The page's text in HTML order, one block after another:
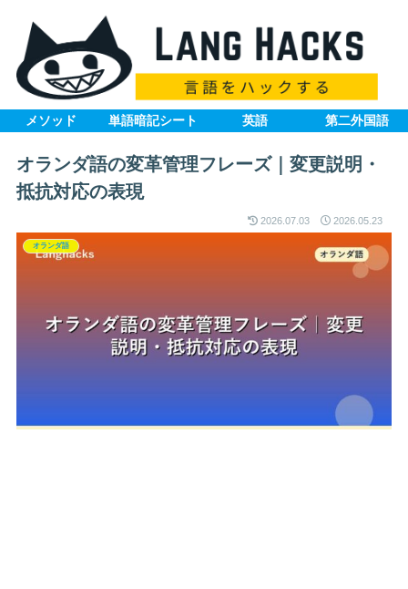
メソッド 単語暗記シート 英語 第二外国語
オランダ語の変革管理フレーズ｜変更説明・
抵抗対応の表現
2026.07.03 2026.05.23
オランダ語